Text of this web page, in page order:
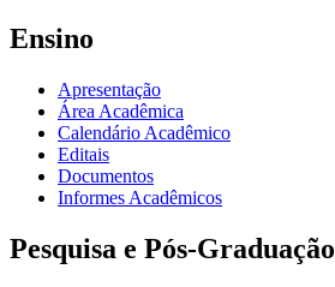
Ensino
Apresentação
Área Acadêmica
Calendário Acadêmico
Editais
Documentos
Informes Acadêmicos
Pesquisa e Pós-Graduação